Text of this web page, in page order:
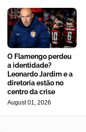
O Flamengo perdeu
a identidade?
Leonardo Jardim e a
diretoria estão no
centro da crise
August 01, 2026